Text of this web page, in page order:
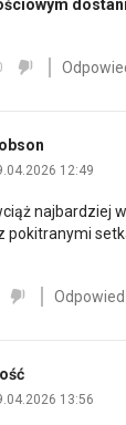
12:49
najbardziej
pokitranymi
13:56